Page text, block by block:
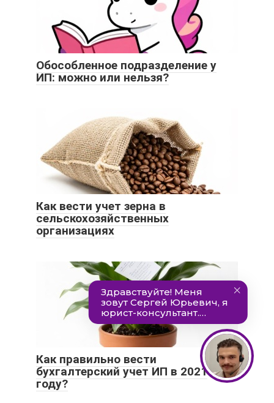
Обособленное подразделение у
ИП: можно или нельзя?
Как вести учет зерна в
сельскохозяйственных
организациях
Как правильно вести
бухгалтерский учет ИП в 2021
году?